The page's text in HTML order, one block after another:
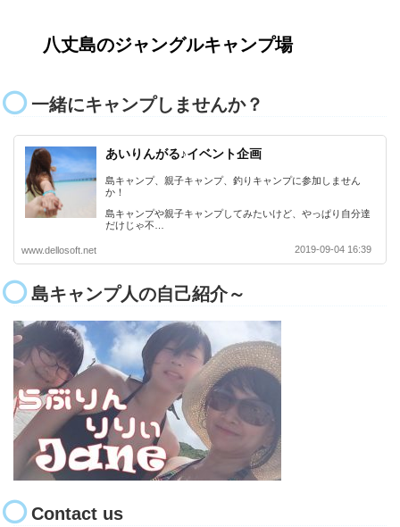
八丈島のジャングルキャンプ場
一緒にキャンプしませんか？
あいりんがる♪イベント企画
島キャンプ、親子キャンプ、釣りキャンプに参加しません
か！
島キャンプや親子キャンプしてみたいけど、やっぱり自分達
だけじゃ不…
www.dellosoft.net 2019-09-04 16:39
島キャンプ人の自己紹介～
Contact us